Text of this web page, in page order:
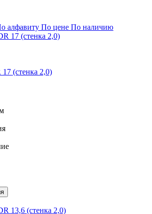
алфавиту По цене По наличию
(стенка 2,0)